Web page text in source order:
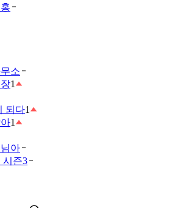
소
1
되다1
1
아
시즌3